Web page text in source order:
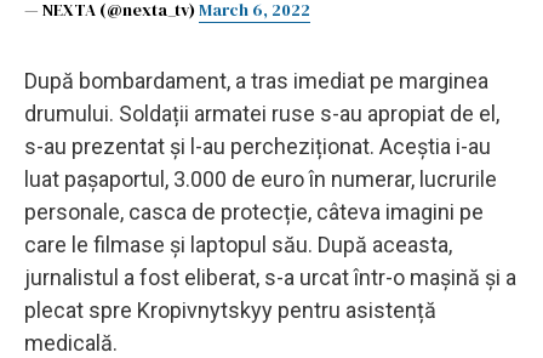
— NEXTA (@nexta_tv)March 6, 2022
După bombardament, a tras imediat pe marginea
drumului. Soldații armatei ruse s-au apropiat de el,
s-au prezentat și l-au percheziționat. Aceștia i-au
luat pașaportul, 3.000 de euro în numerar, lucrurile
personale, casca de protecție, câteva imagini pe
care le filmase și laptopul său. După aceasta,
jurnalistul a fost eliberat, s-a urcat într-o mașină și a
plecat spre Kropivnytskyy pentru asistență
medicală.